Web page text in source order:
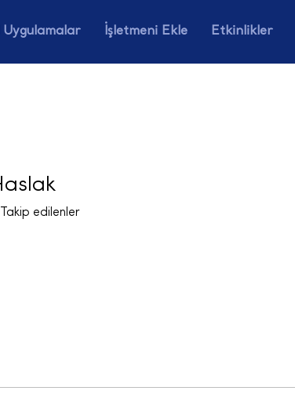
Uygulamalar İşletmeni Ekle Etkinlikler
Takip edilenler